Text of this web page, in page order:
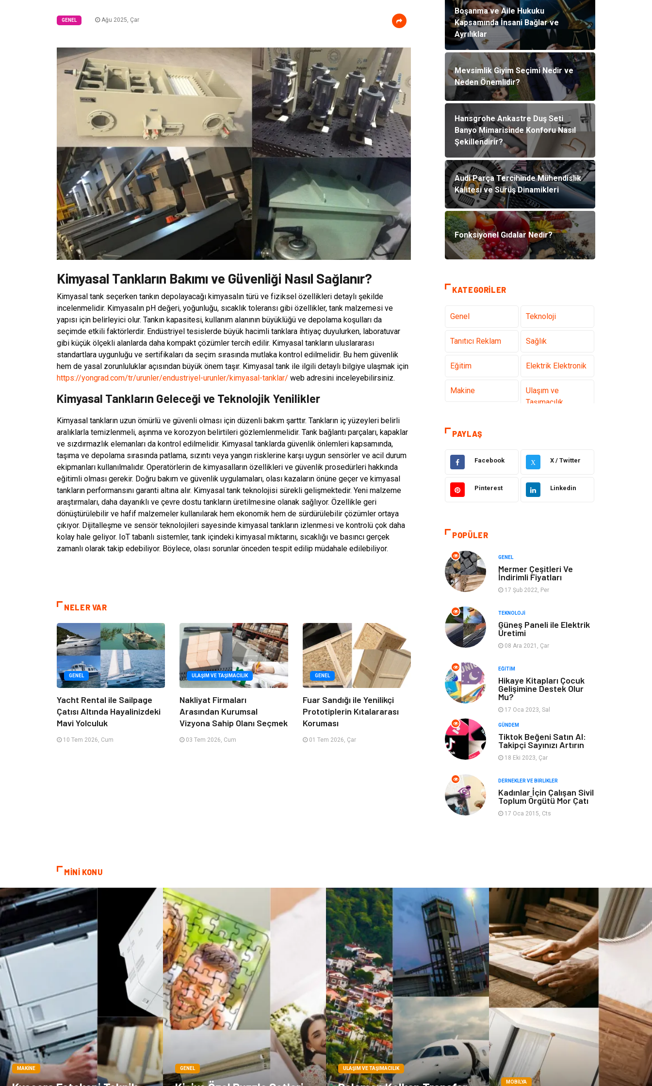
GENEL Ağu 2025, Çar
Kimyasal Tankların Bakımı ve Güvenliği Nasıl Sağlanır?
Kimyasal tank seçerken tankın depolayacağı kimyasalın türü ve fiziksel özellikleri detaylı şekilde
incelenmelidir. Kimyasalın pH değeri, yoğunluğu, sıcaklık toleransı gibi özellikler, tank malzemesi ve
yapısı için belirleyici olur. Tankın kapasitesi, kullanım alanının büyüklüğü ve depolama koşulları da
seçimde etkili faktörlerdir. Endüstriyel tesislerde büyük hacimli tanklara ihtiyaç duyulurken, laboratuvar
gibi küçük ölçekli alanlarda daha kompakt çözümler tercih edilir. Kimyasal tankların uluslararası
standartlara uygunluğu ve sertifikaları da seçim sırasında mutlaka kontrol edilmelidir. Bu hem güvenlik
hem de yasal zorunluluklar açısından büyük önem taşır. Kimyasal tank ile ilgili detaylı bilgiye ulaşmak için
https://yongrad.com/tr/urunler/endustriyel-urunler/kimyasal-tanklar/ web adresini inceleyebilirsiniz.
Kimyasal Tankların Geleceği ve Teknolojik Yenilikler
Kimyasal tankların uzun ömürlü ve güvenli olması için düzenli bakım şarttır. Tankların iç yüzeyleri belirli
aralıklarla temizlenmeli, aşınma ve korozyon belirtileri gözlemlenmelidir. Tank bağlantı parçaları, kapaklar
ve sızdırmazlık elemanları da kontrol edilmelidir. Kimyasal tanklarda güvenlik önlemleri kapsamında,
taşıma ve depolama sırasında patlama, sızıntı veya yangın risklerine karşı uygun sensörler ve acil durum
ekipmanları kullanılmalıdır. Operatörlerin de kimyasalların özellikleri ve güvenlik prosedürleri hakkında
eğitimli olması gerekir. Doğru bakım ve güvenlik uygulamaları, olası kazaların önüne geçer ve kimyasal
tankların performansını garanti altına alır. Kimyasal tank teknolojisi sürekli gelişmektedir. Yeni malzeme
araştırmaları, daha dayanıklı ve çevre dostu tankların üretilmesine olanak sağlıyor. Özellikle geri
dönüştürülebilir ve hafif malzemeler kullanılarak hem ekonomik hem de sürdürülebilir çözümler ortaya
çıkıyor. Dijitalleşme ve sensör teknolojileri sayesinde kimyasal tankların izlenmesi ve kontrolü çok daha
kolay hale geliyor. IoT tabanlı sistemler, tank içindeki kimyasal miktarını, sıcaklığı ve basıncı gerçek
zamanlı olarak takip edebiliyor. Böylece, olası sorunlar önceden tespit edilip müdahale edilebiliyor.
NELER VAR
GENEL
Yacht Rental ile Sailpage
Çatısı Altında Hayalinizdeki
Mavi Yolculuk
10 Tem 2026, Cum
ULAŞIM VE TAŞIMACILIK
Nakliyat Firmaları
Arasından Kurumsal
Vizyona Sahip Olanı Seçmek
03 Tem 2026, Cum
GENEL
Fuar Sandığı ile Yenilikçi
Prototiplerin Kıtalararası
Koruması
01 Tem 2026, Çar
Boşanma ve Aile Hukuku
Kapsamında İnsani Bağlar ve
Ayrılıklar
Mevsimlik Giyim Seçimi Nedir ve
Neden Önemlidir?
Hansgrohe Ankastre Duş Seti
Banyo Mimarisinde Konforu Nasıl
Şekillendirir?
Audi Parça Tercihinde Mühendislik
Kalitesi ve Sürüş Dinamikleri
Fonksiyonel Gıdalar Nedir?
KATEGORILER
Genel Teknoloji
Tanıtıcı Reklam Sağlık
Eğitim Elektrik Elektronik
Makine
Ulaşım ve
Taşımacılık
Gıda
Yazılım
Yapı İnşaat
Hizmet
Tatil Emlak
Güzellik & Bakım
Organizasyon Metal Maden
Spor
Turizm Finans & Ekonomi
Hediyelik Eşya Plastik
Aksesuar Basın Yayın
Bebek Giyim Nakliyat
İnternet Kiralama
Telekomünikasyon Alüminyum
Hayvancılık
Bilişim
Dernekler ve
Birlikler
İthalat İhracat
PAYLAŞ
Facebook X X / Twitter
Pinterest Linkedin
POPÜLER
GENEL
Mermer Çeşitleri Ve
İndirimli Fiyatları
17 Şub 2022, Per
TEKNOLOJI
Güneş Paneli ile Elektrik
Üretimi
08 Ara 2021, Çar
EĞITIM
Hikaye Kitapları Çocuk
Gelişimine Destek Olur
Mu?
17 Oca 2023, Sal
GÜNDEM
Tiktok Beğeni Satın Al:
Takipçi Sayınızı Artırın
18 Eki 2023, Çar
DERNEKLER VE BIRLIKLER
Kadınlar İçin Çalışan Sivil
Toplum Örgütü Mor Çatı
17 Oca 2015, Cts
MİNİ KONU
MAKINE GENEL ULAŞIM VE TAŞIMACILIK
MOBILYA